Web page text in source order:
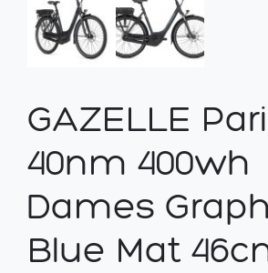
GAZELLE
40nm 400wh
Dames
Blue Mat